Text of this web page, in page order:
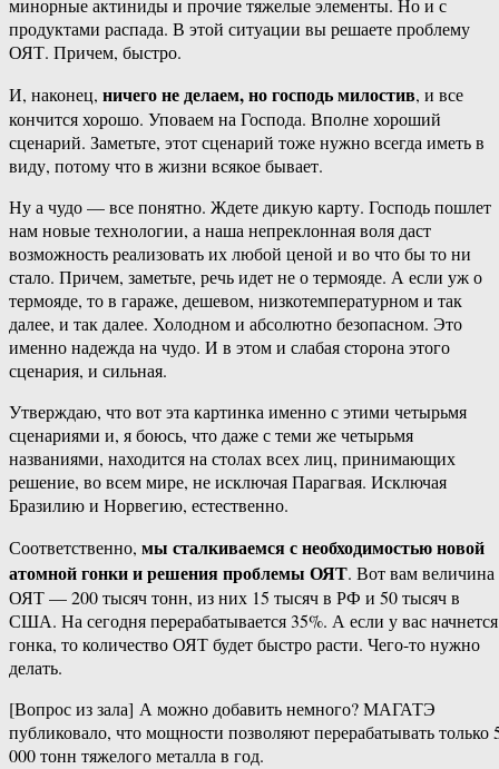
минорные актиниды и прочие тяжелые элементы. Но и с
продуктами распада. В этой ситуации вы решаете проблему
ОЯТ. Причем, быстро.
И, наконец, ничего не делаем, но господь милостив, и все
кончится хорошо. Уповаем на Господа. Вполне хороший
сценарий. Заметьте, этот сценарий тоже нужно всегда иметь в
виду, потому что в жизни всякое бывает.
Ну а чудо — все понятно. Ждете дикую карту. Господь пошлет
нам новые технологии, а наша непреклонная воля даст
возможность реализовать их любой ценой и во что бы то ни
стало. Причем, заметьте, речь идет не о термояде. А если уж о
термояде, то в гараже, дешевом, низкотемпературном и так
далее, и так далее. Холодном и абсолютно безопасном. Это
именно надежда на чудо. И в этом и слабая сторона этого
сценария, и сильная.
Утверждаю, что вот эта картинка именно с этими четырьмя
сценариями и, я боюсь, что даже с теми же четырьмя
названиями, находится на столах всех лиц, принимающих
решение, во всем мире, не исключая Парагвая. Исключая
Бразилию и Норвегию, естественно.
Соответственно, мы сталкиваемся с необходимостью новой
атомной гонки и решения проблемы ОЯТ. Вот вам величина
ОЯТ — 200 тысяч тонн, из них 15 тысяч в РФ и 50 тысяч в
США. На сегодня перерабатывается 35%. А если у вас начнется
гонка, то количество ОЯТ будет быстро расти. Чего-​то нужно
делать.
[Вопрос из зала] А можно добавить немного? МАГАТЭ
публиковало, что мощности позволяют перерабатывать только
000 тонн тяжелого металла в год.